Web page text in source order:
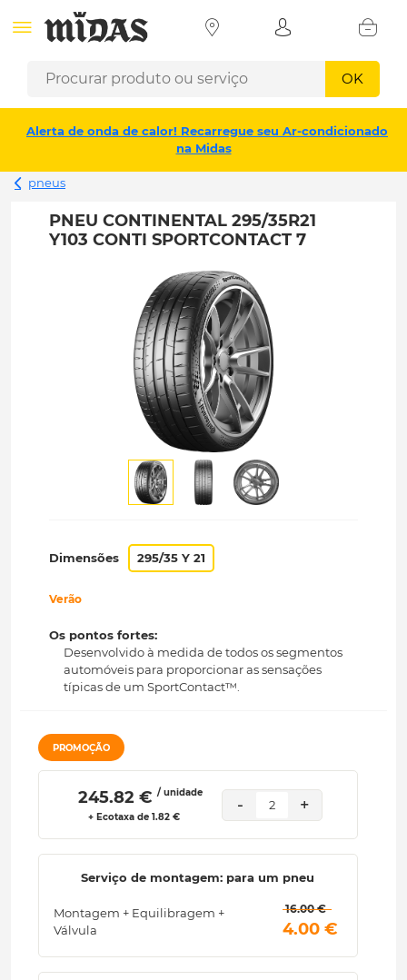
OK
Alerta de onda de calor! Recarregue seu Ar-condicionado
na Midas
pneus
PNEU CONTINENTAL 295/35R21
Y103 CONTI SPORTCONTACT 7
Dimensões 295/35 Y 21
Verão
Os pontos fortes:
Desenvolvido à medida de todos os segmentos
automóveis para proporcionar as sensações
típicas de um SportContact™.
PROMOÇÃO
245.82 € / unidade
+ Ecotaxa de 1.82 €
- 2 +
Serviço de montagem: para um pneu
Montagem + Equilibragem +
Válvula
16.00 €
4.00 €